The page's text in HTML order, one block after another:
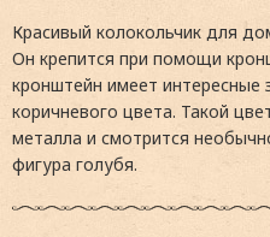
Красивый колокольчик для
Он крепится при помощи
кронштейн имеет интересные
коричневого цвета. Такой
металла и смотрится
фигура голубя.